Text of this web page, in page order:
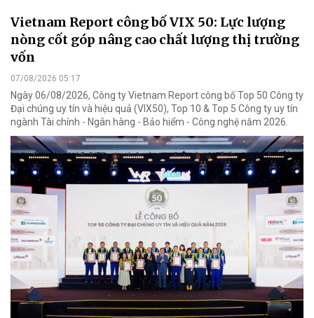
Vietnam Report công bố VIX 50: Lực lượng
nòng cốt góp nâng cao chất lượng thị trường
vốn
07/08/2026 05:17
Ngày 06/08/2026, Công ty Vietnam Report công bố Top 50 Công ty
Đại chúng uy tín và hiệu quả (VIX50), Top 10 & Top 5 Công ty uy tín
ngành Tài chính - Ngân hàng - Bảo hiểm - Công nghệ năm 2026.